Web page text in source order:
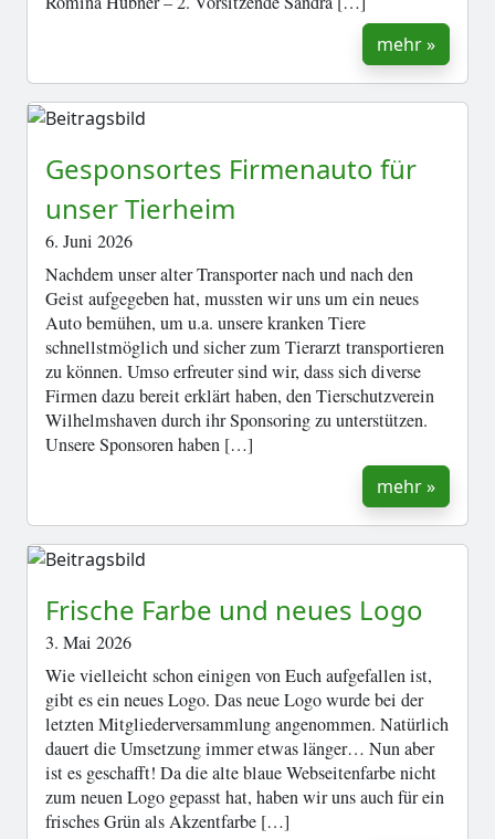
mehr »
Gesponsortes Firmenauto für
unser Tierheim
6. Juni 2026
Nachdem unser alter Transporter nach und nach den
Geist aufgegeben hat, mussten wir uns um ein neues
Auto bemühen, um u.a. unsere kranken Tiere
schnellstmöglich und sicher zum Tierarzt transportieren
zu können. Umso erfreuter sind wir, dass sich diverse
Firmen dazu bereit erklärt haben, den Tierschutzverein
Wilhelmshaven durch ihr Sponsoring zu unterstützen.
Unsere Sponsoren haben […]
mehr »
Frische Farbe und neues Logo
3. Mai 2026
Wie vielleicht schon einigen von Euch aufgefallen ist,
gibt es ein neues Logo. Das neue Logo wurde bei der
letzten Mitgliederversammlung angenommen. Natürlich
dauert die Umsetzung immer etwas länger… Nun aber
ist es geschafft! Da die alte blaue Webseitenfarbe nicht
zum neuen Logo gepasst hat, haben wir uns auch für ein
frisches Grün als Akzentfarbe […]